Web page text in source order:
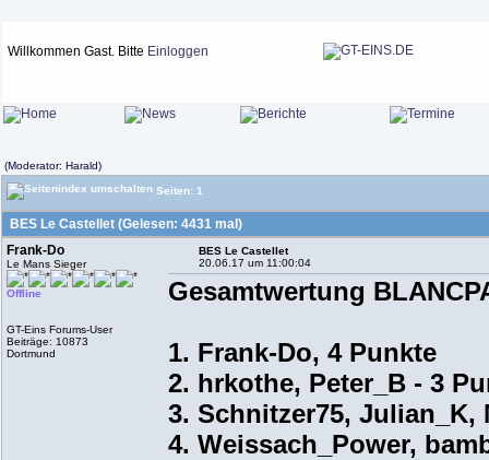
Willkommen Gast. Bitte Einloggen
(Moderator: Harald)
Seiten: 1
BES Le Castellet (Gelesen: 4431 mal)
Frank-Do
Le Mans Sieger
Offline
GT-Eins Forums-User
Beiträge: 10873
Dortmund
BES Le Castellet
20.06.17 um 11:00:04
Gesamtwertung
1. Frank-Do, 4 Punkte
2. hrkothe, Peter_B - 3
3. Schnitzer75, Julian_K,
4. Weissach_Power,